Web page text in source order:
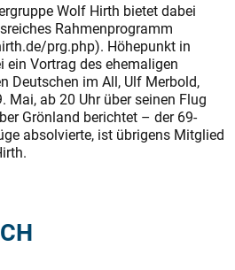
Wolf Hirth bietet dabei
Rahmenprogramm
prg.php). Höhepunkt in
Vortrag des ehemaligen
Deutschen im All, Ulf Merbold,
Mai, ab 20 Uhr über seinen Flug
Grönland berichtet – der 69-
absolvierte, ist übrigens Mitglied